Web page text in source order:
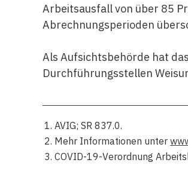
Arbeitsausfall von über 85
Abrechnungsperioden
Als Aufsichtsbehörde hat
Durchführungsstellen
AVIG; SR 837.0.
Mehr Informationen unter
COVID-19-Verordnung